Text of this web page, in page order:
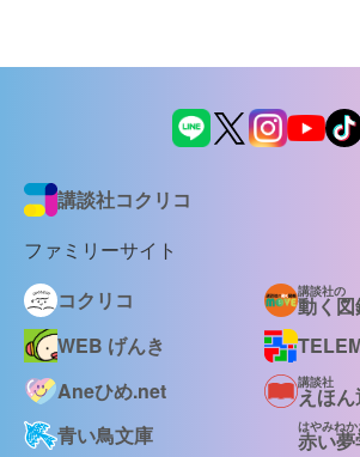
講談社コクリコ
ファミリーサイト
コクリコ
講談社の
動く図
WEB げんき
Aneひめ.net
講談社
えほ
青い鳥文庫
はやみね
赤い